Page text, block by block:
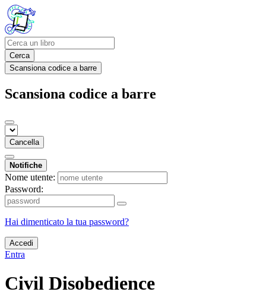
Cerca
Scansiona codice a barre
Scansiona codice a barre
Cancella
Notifiche
Nome utente:
Password:
Hai dimenticato la tua password?
Accedi
Entra
Civil Disobedience